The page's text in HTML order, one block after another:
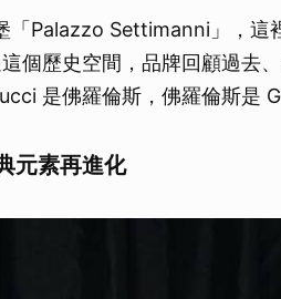
「Palazzo Settimanni」，這
個歷史空間，品牌回顧過去
是佛羅倫斯，佛羅倫斯是
元素再進化